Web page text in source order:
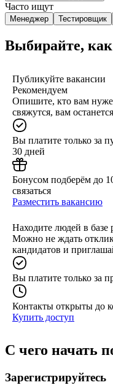
Часто ищут
Менеджер Тестировщик
Выбирайте,
Публикуйте вакансии
Рекомендуем
Опишите, кто вам
свяжутся, вам
Вы платите только за
30 дней
Бонусом подберём до
связаться
Разместить вакансию
Находите людей в базе
Можно не ждать
кандидатов и
Вы платите только за
Контакты открыты до
Купить доступ
С чего начать
Зарегистрируйтесь